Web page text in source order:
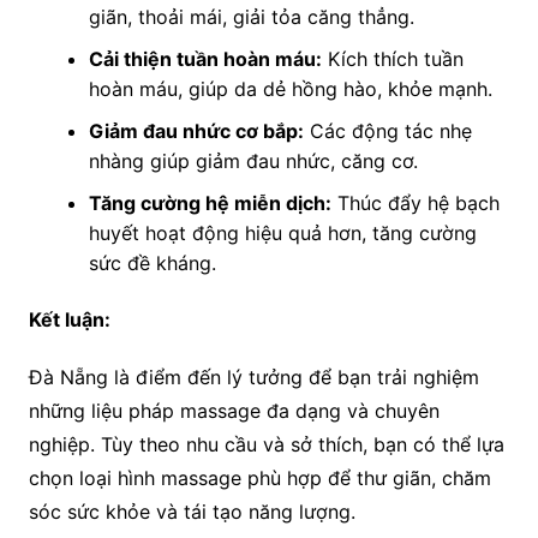
giãn, thoải mái, giải tỏa căng thẳng.
Cải thiện tuần hoàn máu: Kích thích tuần
hoàn máu, giúp da dẻ hồng hào, khỏe mạnh.
Giảm đau nhức cơ bắp: Các động tác nhẹ
nhàng giúp giảm đau nhức, căng cơ.
Tăng cường hệ miễn dịch: Thúc đẩy hệ bạch
huyết hoạt động hiệu quả hơn, tăng cường
sức đề kháng.
Kết luận:
Đà Nẵng là điểm đến lý tưởng để bạn trải nghiệm
những liệu pháp massage đa dạng và chuyên
nghiệp. Tùy theo nhu cầu và sở thích, bạn có thể lựa
chọn loại hình massage phù hợp để thư giãn, chăm
sóc sức khỏe và tái tạo năng lượng.